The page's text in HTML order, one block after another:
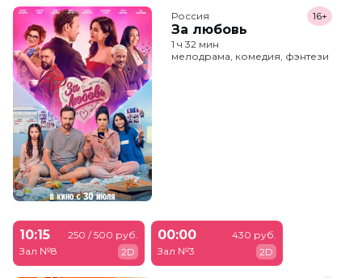
Россия
За любовь
16+
1 ч 32 мин
мелодрама, комедия, фэнтези
10:15
Зал №8
250 / 500 руб.
2D
00:00
Зал №3
430 руб.
2D